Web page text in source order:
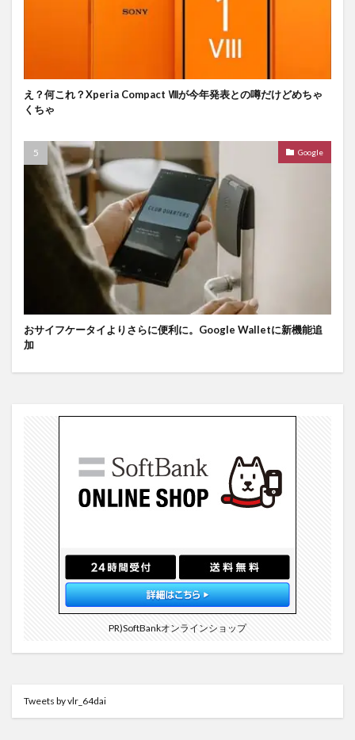
え？何これ？Xperia Compact Ⅷが今年発表との噂だけどめちゃ
くちゃ
Google
おサイフケータイよりさらに便利に。Google Walletに新機能追
加
PR)SoftBankオンラインショップ
Tweets by vlr_64dai